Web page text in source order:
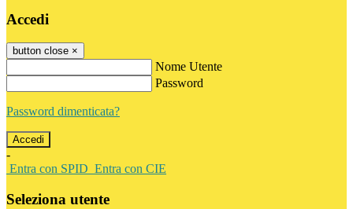
Accedi
button close ×
Nome Utente
Password
Password dimenticata?
-
Entra con SPID Entra con CIE
Seleziona utente